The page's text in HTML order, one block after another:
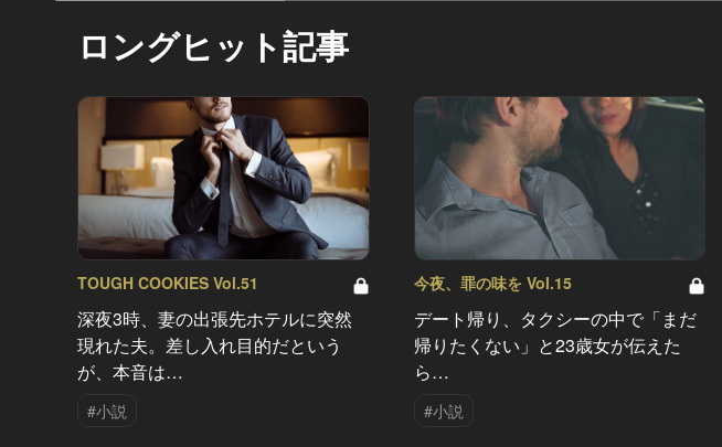
ロングヒット記事
TOUGH COOKIES Vol.51
深夜3時、妻の出張先ホテルに突然
現れた夫。差し入れ目的だという
が、本音は…
#小説
今夜、罪の味を Vol.15
デート帰り、タクシーの中で「まだ
帰りたくない」と23歳女が伝えた
ら…
#小説